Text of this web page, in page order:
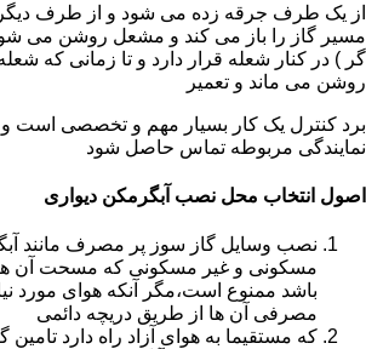
از یک طرف جرقه زده می شود و از طرف
مسیر گاز را باز می کند و مشعل روشن می
گر ) در کنار شعله قرار دارد و تا زمانی که
روشن می ماند و تعمیر
برد کنترل یک کار بسیار مهم و تخصصی است و
نمایندگی مربوطه تماس حاصل شود
اصول انتخاب محل نصب آبگرمکن دیواری
نصب وسایل گاز سوز پر مصرف مانند
باشد ممنوع است،مگر آنکه هوای مورد
مصرفی آن ها از طریق دریچه دائمی
که مستقیما به هوای آزاد راه دارد تامین